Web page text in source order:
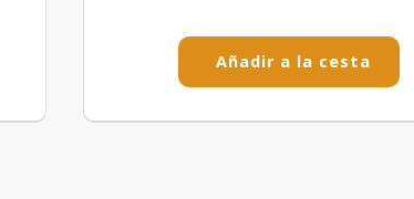
Añadir a la cesta